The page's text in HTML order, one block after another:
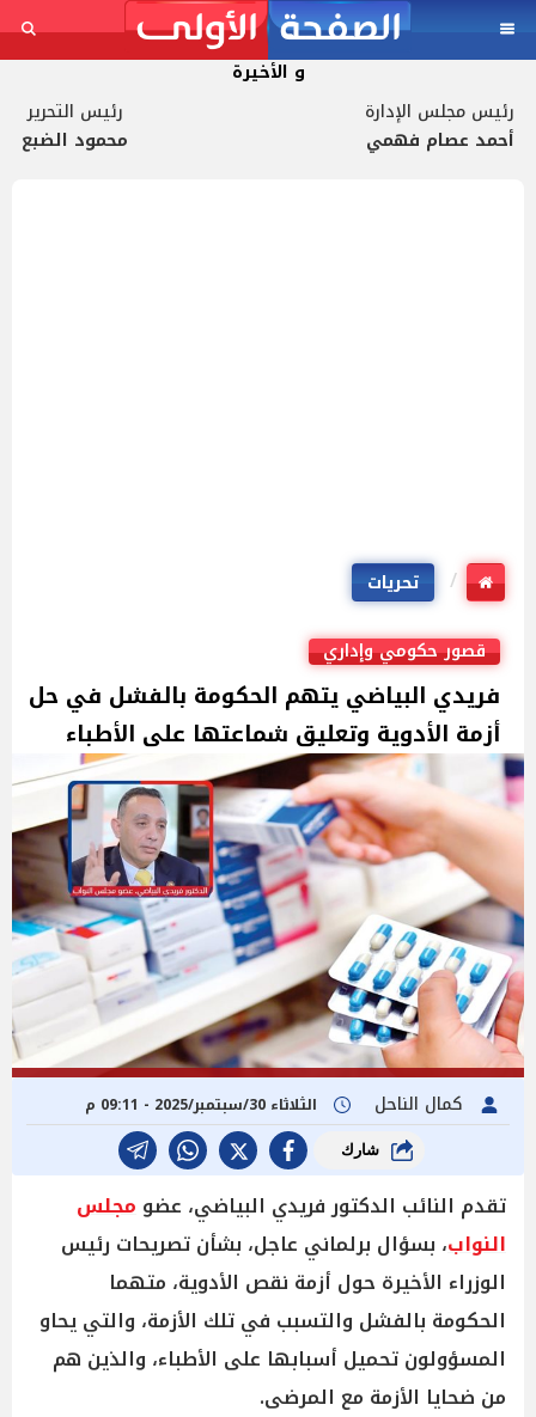
و الأخيرة
رئيس مجلس الإدارة
أحمد عصام فهمي
رئيس التحرير
محمود الضبع
تحريات
قصور حكومي وإداري
فريدي البياضي يتهم الحكومة بالفشل في حل
أزمة الأدوية وتعليق شماعتها على الأطباء
كمال الناحل الثلاثاء 30/سبتمبر/2025 - 09:11 م
شارك
تقدم النائب الدكتور فريدي البياضي، عضو مجلس
النواب، بسؤال برلماني عاجل، بشأن تصريحات رئيس
الوزراء الأخيرة حول أزمة نقص الأدوية، متهما
الحكومة بالفشل والتسبب في تلك الأزمة، والتي يحاو
المسؤولون تحميل أسبابها على الأطباء، والذين هم
من ضحايا الأزمة مع المرضى.